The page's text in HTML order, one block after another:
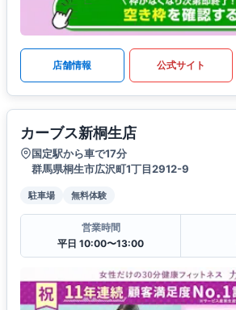
店舗情報 公式サイト
カーブス新桐生店
国定駅から車で17分
群馬県桐生市広沢町1丁目2912-9
駐車場 無料体験
営業時間
平日 10:00〜13:00